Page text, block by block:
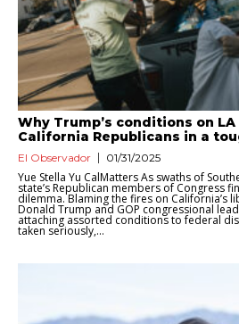
Why Trump’s conditions on
California Republicans in a
El Observador 01/31/2025
Yue Stella Yu CalMatters As swaths of
state’s Republican members of Congress
dilemma. Blaming the fires on California’s
Donald Trump and GOP congressional
attaching assorted conditions to federal
taken seriously,...